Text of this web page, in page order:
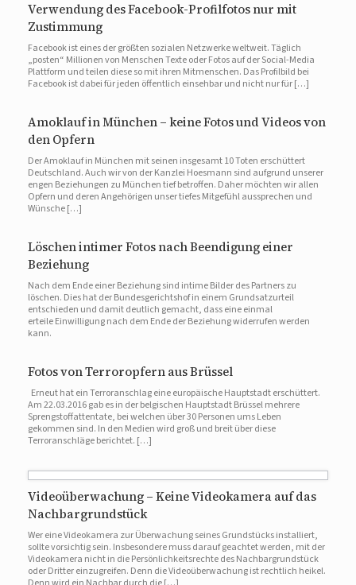
Verwendung des Facebook-Profilfotos nur mit
Zustimmung
Facebook ist eines der größten sozialen Netzwerke weltweit. Täglich
„posten“ Millionen von Menschen Texte oder Fotos auf der Social-Media
Plattform und teilen diese so mit ihren Mitmenschen. Das Profilbild bei
Facebook ist dabei für jeden öffentlich einsehbar und nicht nur für […]
Amoklauf in München – keine Fotos und Videos von
den Opfern
Der Amoklauf in München mit seinen insgesamt 10 Toten erschüttert
Deutschland. Auch wir von der Kanzlei Hoesmann sind aufgrund unserer
engen Beziehungen zu München tief betroffen. Daher möchten wir allen
Opfern und deren Angehörigen unser tiefes Mitgefühl aussprechen und
Wünsche […]
Löschen intimer Fotos nach Beendigung einer
Beziehung
Nach dem Ende einer Beziehung sind intime Bilder des Partners zu
löschen. Dies hat der Bundesgerichtshof in einem Grundsatzurteil
entschieden und damit deutlich gemacht, dass eine einmal
erteile Einwilligung nach dem Ende der Beziehung widerrufen werden
kann.
Fotos von Terroropfern aus Brüssel
Erneut hat ein Terroranschlag eine europäische Hauptstadt erschüttert.
Am 22.03.2016 gab es in der belgischen Hauptstadt Brüssel mehrere
Sprengstoffattentate, bei welchen über 30 Personen ums Leben
gekommen sind. In den Medien wird groß und breit über diese
Terroranschläge berichtet. […]
Videoüberwachung – Keine Videokamera auf das
Nachbargrundstück
Wer eine Videokamera zur Überwachung seines Grundstücks installiert,
sollte vorsichtig sein. Insbesondere muss darauf geachtet werden, mit der
Videokamera nicht in die Persönlichkeitsrechte des Nachbargrundstück
oder Dritter einzugreifen. Denn die Videoüberwachung ist rechtlich heikel.